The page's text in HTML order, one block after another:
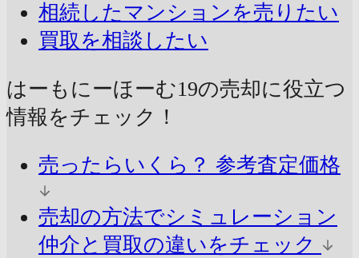
相続したマンションを売りたい
買取を相談したい
はーもにーほーむ19の売却に役立つ
情報をチェック！
売ったらいくら？ 参考査定価格
売却の方法でシミュレーション
仲介と買取の違いをチェック